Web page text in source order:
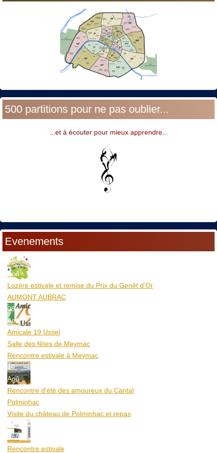
500 partitions pour ne pas oublier...
...et à écouter pour mieux apprendre...
Evenements
06
Aoû
Lozère estivale et remise du Prix du Genêt d'Or
AUMONT AUBRAC
08
Aoû
Amicale 19 Ussel
Salle des fêtes de Meymac
Rencontre estivale à Meymac
10
Aoû
Rencontre d'été des amoureux du Cantal
Polminhac
Visite du château de Polminhac et repas
12
Aoû
Rencontre estivale